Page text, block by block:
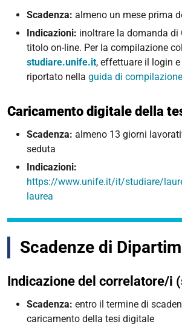
Scadenza: almeno un mese prima
Indicazioni: inoltrare la domanda di
titolo on-line. Per la compilazione
studiare.unife.it, effettuare il login
riportato nella guida di compilazione
Caricamento digitale della
Scadenza: almeno 13 giorni
seduta
Indicazioni:
https://www.unife.it/it/studiare/
laurea
Scadenze di
Indicazione del correlatore/i
Scadenza: entro il termine di
caricamento della tesi digitale